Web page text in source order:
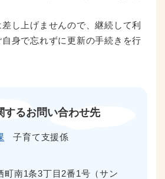
し上げませんので、継続して利
身で忘れずに更新の手続きを行
するお問い合わせ先
子育て支援係
町南1条3丁目2番1号（サン